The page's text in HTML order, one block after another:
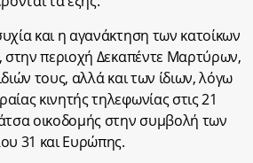
και η αγανάκτηση των κατοίκων
στην περιοχή Δεκαπέντε Μαρτύρων,
τους, αλλά και των ίδιων, λόγω
κινητής τηλεφωνίας στις 21
οικοδομής στην συμβολή των
31 και Ευρώπης.